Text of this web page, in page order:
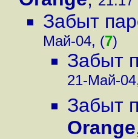
Забыт
Май-04, (7)
Забыт
21-Май-
Забыт
Orange